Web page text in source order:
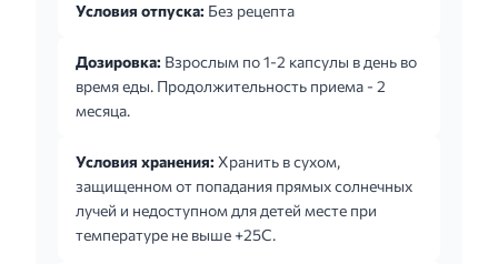
Условия отпуска: Без рецепта
Дозировка: Взрослым по 1-2 капсулы в день во
время еды. Продолжительность приема - 2
месяца.
Условия хранения: Хранить в сухом,
защищенном от попадания прямых солнечных
лучей и недоступном для детей месте при
температуре не выше +25С.